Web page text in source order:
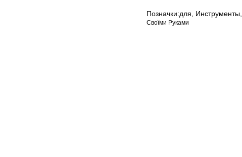
Позначки:для, Инструменты,
Своїми Руками